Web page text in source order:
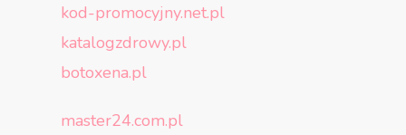
kod-promocyjny.net.pl
katalogzdrowy.pl
botoxena.pl
master24.com.pl